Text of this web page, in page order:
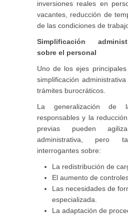
inversiones reales en
vacantes, reducción de
de las condiciones de
Simplificación
sobre el personal
Uno de los ejes
simplificación
trámites burocráticos.
La generalización de
responsables y la
previas pueden
administrativa, pero
interrogantes sobre:
La redistribución de
El aumento de
Las necesidades de
especializada.
La adaptación de